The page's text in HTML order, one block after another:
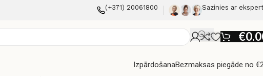
(+371) 20061800 Sazinies ar
€
IzpārdošanaBezmaksas piegāde no
pelēks)